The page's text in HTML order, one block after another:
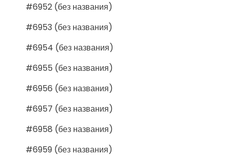
#6952 (без названия)
#6953 (без названия)
#6954 (без названия)
#6955 (без названия)
#6956 (без названия)
#6957 (без названия)
#6958 (без названия)
#6959 (без названия)